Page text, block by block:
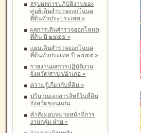
สรุปผลการปฏิบัติงานของ
ศูนย์เดินสำรวจออกโฉนด
ที่ดินทั่วประประเทศ »
ผลการเดินสำรวจออกโฉนด
ที่ดิน ปี ๒๕๕๕ »
แผนเดินสำรวจออกโฉนด
ที่ดินทั่วประเทศ ปี ๒๕๕๕ »
รายงานผลการปฏิบัติงาน
จังหวัด/สาขา/อำเภอ »
ความรู้เกี่ยวกับที่ดิน »
ปริมาณเอกสารสิทธิในที่ดิน
จังหวัดขอนแก่น
คำสั่งมอบหมายหน้าที่การ
งานกลุ่ม-ฝ่าย »